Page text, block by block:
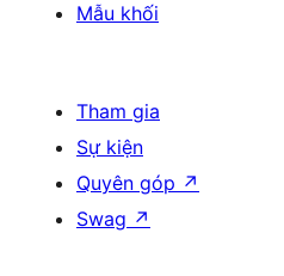
Mẫu khối
Tham gia
Sự kiện
Quyên góp ↗
Swag ↗